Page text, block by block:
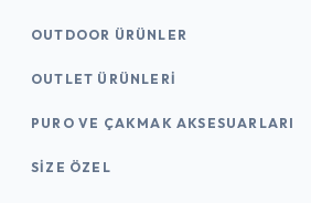
OUTDOOR ÜRÜNLER
OUTLET ÜRÜNLERI
PURO VE ÇAKMAK AKSESUARLARI
SIZE ÖZEL